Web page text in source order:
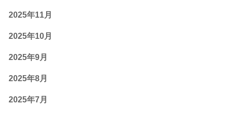
2025年11月
2025年10月
2025年9月
2025年8月
2025年7月